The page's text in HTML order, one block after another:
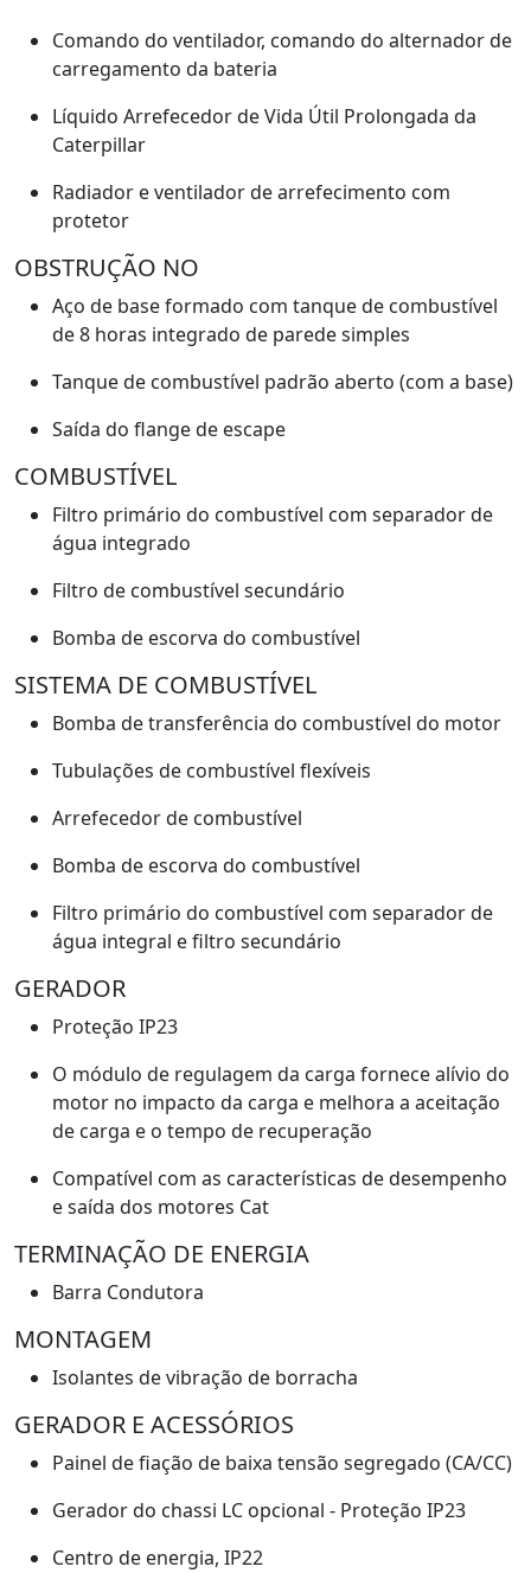
Comando do ventilador, comando do alternador de
carregamento da bateria
Líquido Arrefecedor de Vida Útil Prolongada da
Caterpillar
Radiador e ventilador de arrefecimento com
protetor
OBSTRUÇÃO NO
Aço de base formado com tanque de combustível
de 8 horas integrado de parede simples
Tanque de combustível padrão aberto (com a base)
Saída do flange de escape
COMBUSTÍVEL
Filtro primário do combustível com separador de
água integrado
Filtro de combustível secundário
Bomba de escorva do combustível
SISTEMA DE COMBUSTÍVEL
Bomba de transferência do combustível do motor
Tubulações de combustível flexíveis
Arrefecedor de combustível
Bomba de escorva do combustível
Filtro primário do combustível com separador de
água integral e filtro secundário
GERADOR
Proteção IP23
O módulo de regulagem da carga fornece alívio do
motor no impacto da carga e melhora a aceitação
de carga e o tempo de recuperação
Compatível com as características de desempenho
e saída dos motores Cat
TERMINAÇÃO DE ENERGIA
Barra Condutora
MONTAGEM
Isolantes de vibração de borracha
GERADOR E ACESSÓRIOS
Painel de fiação de baixa tensão segregado (CA/CC)
Gerador do chassi LC opcional - Proteção IP23
Centro de energia, IP22